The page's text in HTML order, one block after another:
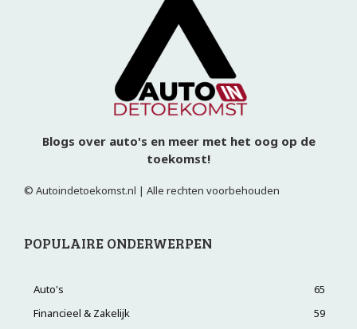
Blogs over auto's en meer met het oog op de
toekomst!
© Autoindetoekomst.nl | Alle rechten voorbehouden
POPULAIRE ONDERWERPEN
Auto's
65
Financieel & Zakelijk
59